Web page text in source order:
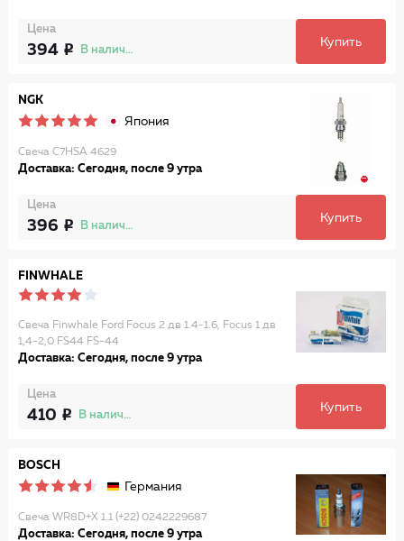
Цена
394 В наличии
Купить
NGK
Япония
Свеча C7HSA 4629
Доставка: Сегодня, после 9 утра
Цена
396 В наличии
Купить
FINWHALE
Свеча Finwhale Ford Focus 2 дв 1.4-1.6, Focus 1 дв
1,4-2,0 FS44 FS-44
Доставка: Сегодня, после 9 утра
Цена
410 В наличии
Купить
BOSCH
Германия
Свеча WR8D+X 1.1 (+22) 0242229687
Доставка: Сегодня, после 9 утра